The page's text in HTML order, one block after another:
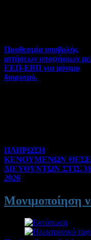
Προθεσμία υποβολής
αιτήσεων υποψήφιων
ΕΕΠ-ΕΒΠ για μόνιμο
διορισμό.
ΠΛΗΡΩΣΗ
ΚΕΝΟΥΜΕΝΩΝ
ΔΙΕΥΘΥΝΤΩΝ ΣΤΙΣ
2026
Γενικού ενδιαφέροντος |
08-2026 | Hits:162
Μονιμοποίηση